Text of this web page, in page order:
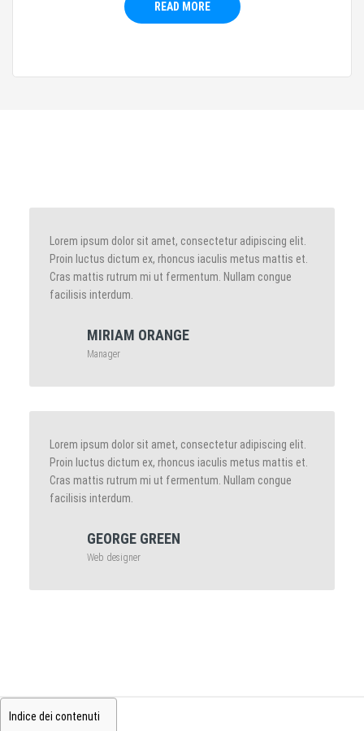
READ MORE
Lorem ipsum dolor sit amet, consectetur adipiscing elit.
Proin luctus dictum ex, rhoncus iaculis metus mattis et.
Cras mattis rutrum mi ut fermentum. Nullam congue
facilisis interdum.
MIRIAM ORANGE
Manager
Lorem ipsum dolor sit amet, consectetur adipiscing elit.
Proin luctus dictum ex, rhoncus iaculis metus mattis et.
Cras mattis rutrum mi ut fermentum. Nullam congue
facilisis interdum.
GEORGE GREEN
Web designer
Indice dei contenuti